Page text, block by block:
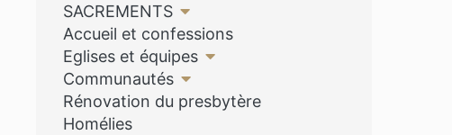
SACREMENTS
Accueil et confessions
Eglises et équipes
Communautés
Rénovation du presbytère
Homélies